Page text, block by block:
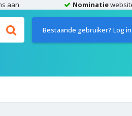
aan Nominatie
Bestaande gebruiker? Log in